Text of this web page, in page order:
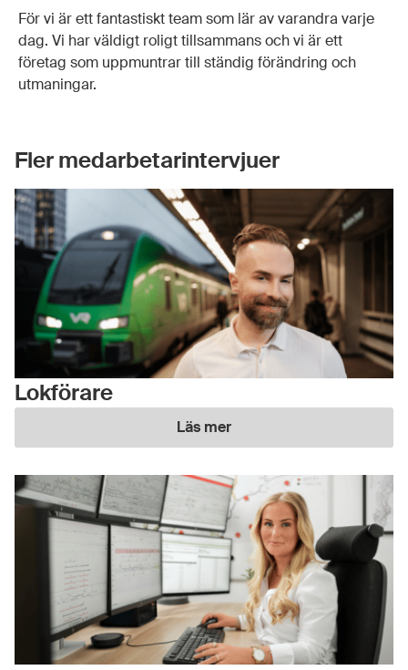
För vi är ett fantastiskt team som lär av varandra varje
dag. Vi har väldigt roligt tillsammans och vi är ett
företag som uppmuntrar till ständig förändring och
utmaningar.
Fler medarbetarintervjuer
Lokförare
Läs mer